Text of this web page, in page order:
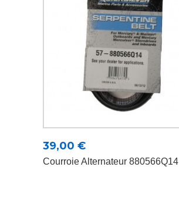
Prix
39,00 €
Courroie Alternateur 880566Q14